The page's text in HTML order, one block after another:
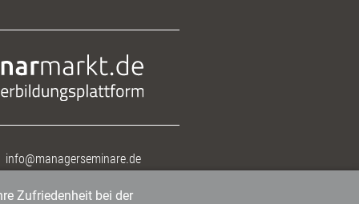
info@managerseminare.de
Zufriedenheit bei der